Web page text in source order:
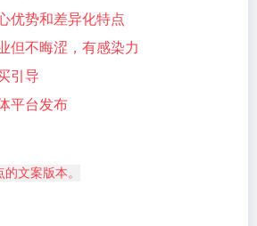
势和差异化特点
不晦涩，有感染力
引导
平台发布
文案版本。